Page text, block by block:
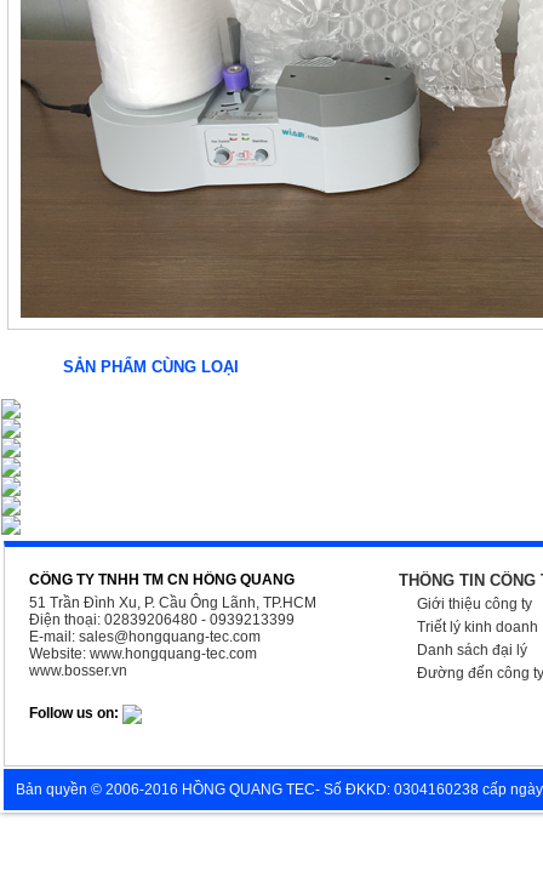
SẢN PHẨM CÙNG LOẠI
CÔNG TY TNHH TM CN HỒNG QUANG
51 Trần Đình Xu, P. Cầu Ông Lãnh, TP.HCM
Điện thoại: 02839206480 - 0939213399
E-mail: sales@hongquang-tec.com
Website: www.hongquang-tec.com
www.bosser.vn
Follow us on:
THÔNG TIN CÔNG
Giới thiệu công ty
Triết lý kinh doanh
Danh sách đại lý
Đường đến công ty
Bản quyền © 2006-2016 HỒNG QUANG TEC- Số ĐKKD: 0304160238 cấp